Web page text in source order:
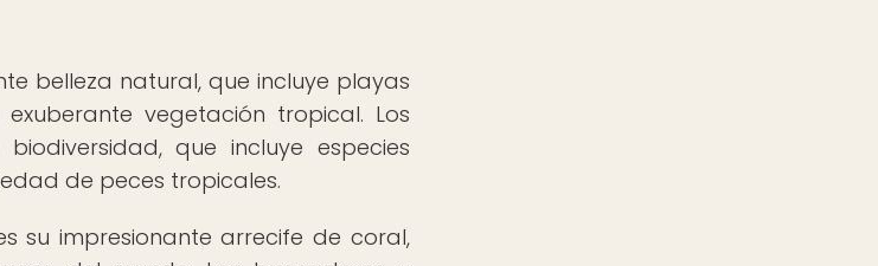
belleza natural, que incluye playas
vegetación tropical. Los
que incluye especies
de peces tropicales.
su impresionante arrecife de coral,